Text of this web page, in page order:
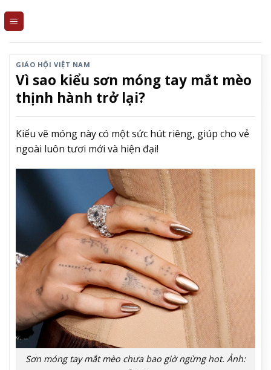
GIÁO HỘI VIỆT NAM
Vì sao kiểu sơn móng tay mắt mèo
thịnh hành trở lại?
Kiểu vẽ móng này có một sức hút riêng, giúp cho vẻ
ngoài luôn tươi mới và hiện đại!
Sơn móng tay mắt mèo chưa bao giờ ngừng hot. Ảnh: